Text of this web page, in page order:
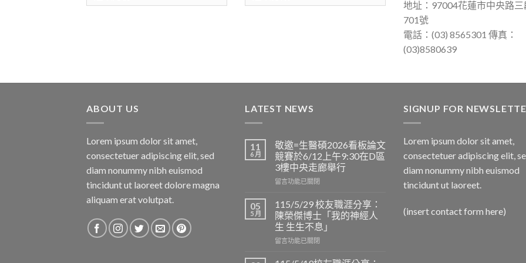
地址：97004花蓮市中央路三
701號
電話：(03) 8565301 傳真：
(03)8580639
ABOUT US
Lorem ipsum dolor sit amet,
consectetuer adipiscing elit, sed
diam nonummy nibh euismod
tincidunt ut laoreet dolore magna
aliquam erat volutpat.
LATEST NEWS
11
6 月
敬邀=生醫碩2026看板論文
競賽於6/12上午9:30在D區
3樓中央走廊舉行
在
邀
=
生
醫
碩
看
留言功能已關閉
05
5 月
115/5/29 校友職涯分享：
陳榮傑博士「我的神經人
生 生生不息」
在
校
留言功能已關閉
SIGNUP FOR
Lorem ipsum dolor sit amet,
consectetuer adipiscing elit,
diam nonummy nibh euismod
tincidunt ut laoreet.
(insert contact form here)